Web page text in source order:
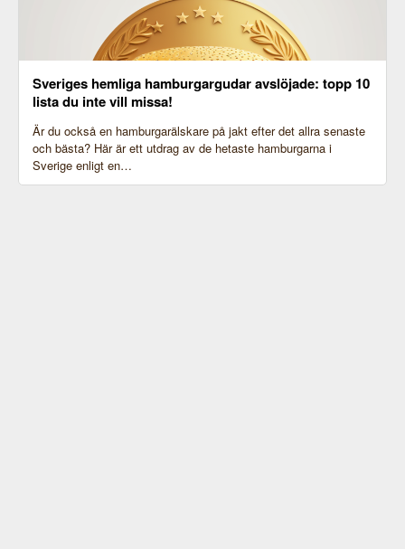
Sveriges hemliga hamburgargudar avslöjade: topp 10
lista du inte vill missa!
Är du också en hamburgarälskare på jakt efter det allra senaste
och bästa? Här är ett utdrag av de hetaste hamburgarna i
Sverige enligt en…